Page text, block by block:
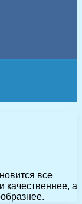
все
качественнее, а